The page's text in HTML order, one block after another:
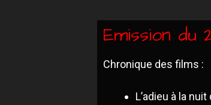
Emission du
Chronique des films :
L’adieu à la